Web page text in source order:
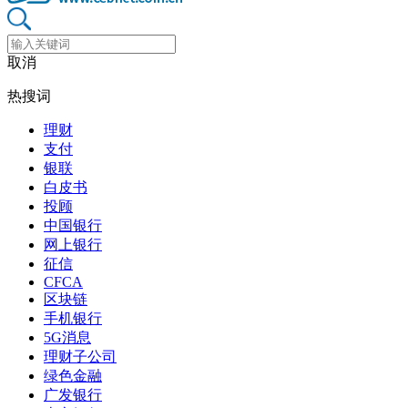
取消
热搜词
理财
支付
银联
白皮书
投顾
中国银行
网上银行
征信
CFCA
区块链
手机银行
5G消息
理财子公司
绿色金融
广发银行